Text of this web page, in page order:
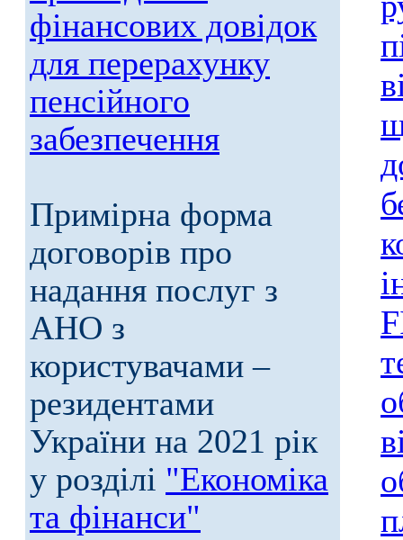
фінансових довідок
для перерахунку
пенсійного
забезпечення
Примірна форма
договорів про
надання послуг з
АНО з
користувачами –
резидентами
України на 2021 рік
у розділі "Економіка
та фінанси"